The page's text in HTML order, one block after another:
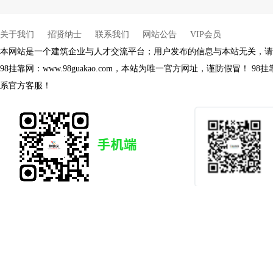
关于我们 招贤纳士 联系我们 网站公告
VIP会员
本网站是一个建筑企业与人才交流平台；用户发布的信息与本站无关，
98挂靠网：www.98guakao.com，本站为唯一官方网址，谨防假冒！ 98
系官方客服！